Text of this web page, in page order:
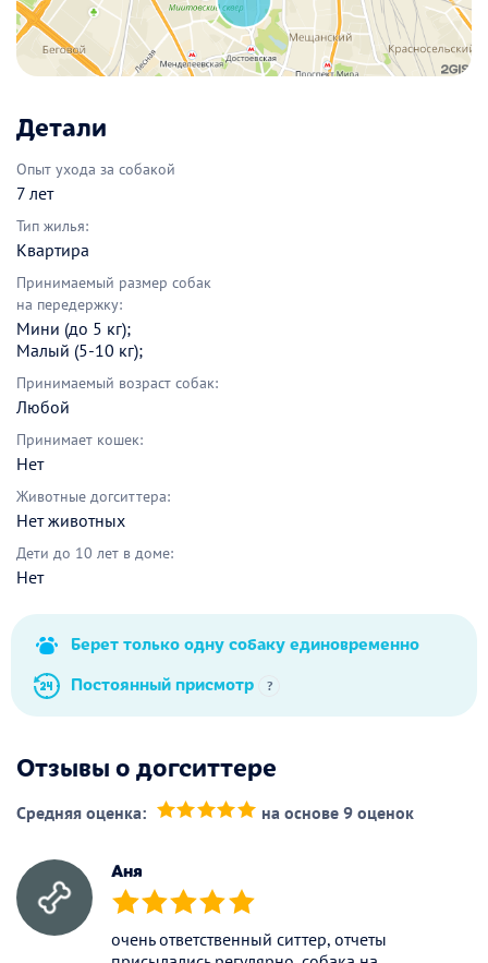
Детали
Опыт ухода за собакой
7 лет
Тип жилья:
Квартира
Принимаемый размер собак
на передержку:
Мини (до 5 кг);
Малый (5-10 кг);
Принимаемый возраст собак:
Любой
Принимает кошек:
Нет
Животные догситтера:
Нет животных
Дети до 10 лет в доме:
Нет
Берет только одну собаку единовременно
Постоянный присмотр
?
Отзывы о догситтере
Средняя оценка: на основе 9 оценок
Аня
(*) (*) (*) (*) (*)
очень ответственный ситтер, отчеты